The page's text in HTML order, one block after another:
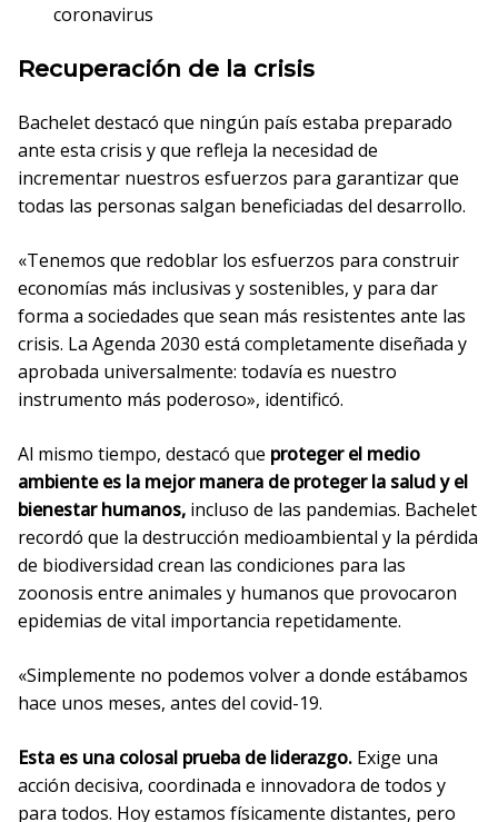
coronavirus
Recuperación de la crisis
Bachelet destacó que ningún país estaba preparado
ante esta crisis y que refleja la necesidad de
incrementar nuestros esfuerzos para garantizar que
todas las personas salgan beneficiadas del desarrollo.
«Tenemos que redoblar los esfuerzos para construir
economías más inclusivas y sostenibles, y para dar
forma a sociedades que sean más resistentes ante las
crisis. La Agenda 2030 está completamente diseñada y
aprobada universalmente: todavía es nuestro
instrumento más poderoso», identificó.
Al mismo tiempo, destacó que proteger el medio
ambiente es la mejor manera de proteger la salud y el
bienestar humanos, incluso de las pandemias. Bachelet
recordó que la destrucción medioambiental y la pérdida
de biodiversidad crean las condiciones para las
zoonosis entre animales y humanos que provocaron
epidemias de vital importancia repetidamente.
«Simplemente no podemos volver a donde estábamos
hace unos meses, antes del covid-19.
Esta es una colosal prueba de liderazgo. Exige una
acción decisiva, coordinada e innovadora de todos y
para todos. Hoy estamos físicamente distantes, pero